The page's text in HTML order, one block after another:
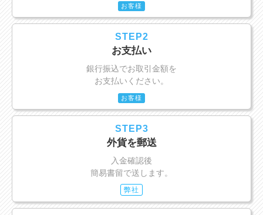
お客様
STEP2
お支払い
銀行振込でお取引金額を
お支払いください。
お客様
STEP3
外貨を郵送
入金確認後
簡易書留で送します。
弊社